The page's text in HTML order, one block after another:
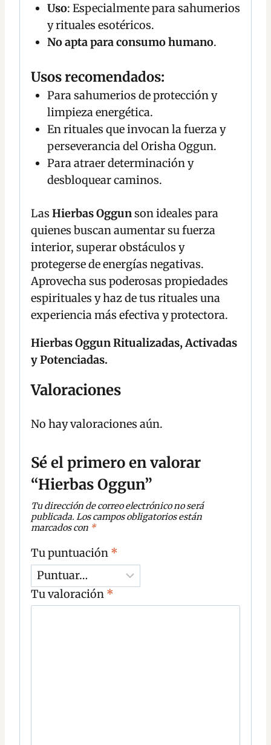
Uso: Especialmente para sahumerios
y rituales esotéricos.
No apta para consumo humano.
Usos recomendados:
Para sahumerios de protección y
limpieza energética.
En rituales que invocan la fuerza y
perseverancia del Orisha Oggun.
Para atraer determinación y
desbloquear caminos.
Las Hierbas Oggunson ideales para
quienes buscan aumentar su fuerza
interior, superar obstáculos y
protegerse de energías negativas.
Aprovecha sus poderosas propiedades
espirituales y haz de tus rituales una
experiencia más efectiva y protectora.
Hierbas Oggun Ritualizadas, Activadas
y Potenciadas.
Valoraciones
No hay valoraciones aún.
Sé el primero en valorar
“Hierbas Oggun”
Tu dirección de correo electrónico no será
publicada. Los campos obligatorios están
marcados con *
Tu puntuación *
Tu valoración *